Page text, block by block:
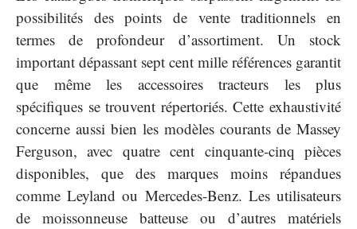
possibilités des points de vente traditionnels en
termes de profondeur d’assortiment. Un stock
important dépassant sept cent mille références garantit
que même les accessoires tracteurs les plus
spécifiques se trouvent répertoriés. Cette exhaustivité
concerne aussi bien les modèles courants de Massey
Ferguson, avec quatre cent cinquante-cinq pièces
disponibles, que des marques moins répandues
comme Leyland ou Mercedes-Benz. Les utilisateurs
de moissonneuse batteuse ou d’autres matériels